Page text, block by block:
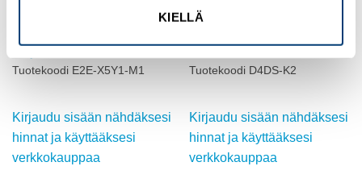
KIELLÄ
Tuotekoodi E2E-X5Y1-M1
Kirjaudu sisään nähdäksesi
hinnat ja käyttääksesi
verkkokauppaa
OMRON
Tuotekoodi D4DS-K2
Kirjaudu sisään nähdäksesi
hinnat ja käyttääksesi
verkkokauppaa